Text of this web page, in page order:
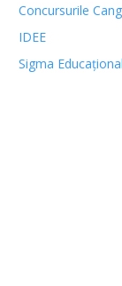
Concursurile
IDEE
Sigma Educațional